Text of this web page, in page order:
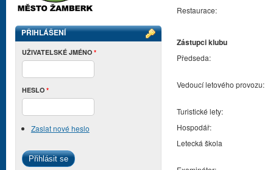
Restaurace:
Zástupci klubu
Předseda:
Vedoucí letového provozu:
Turistické lety:
Hospodář:
Letecká škola
PŘIHLÁŠENÍ
UŽIVATELSKÉ JMÉNO *
HESLO *
Zaslat nové heslo